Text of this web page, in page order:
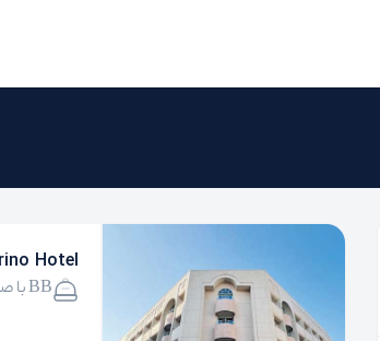
Hotel
BB با صبحانه